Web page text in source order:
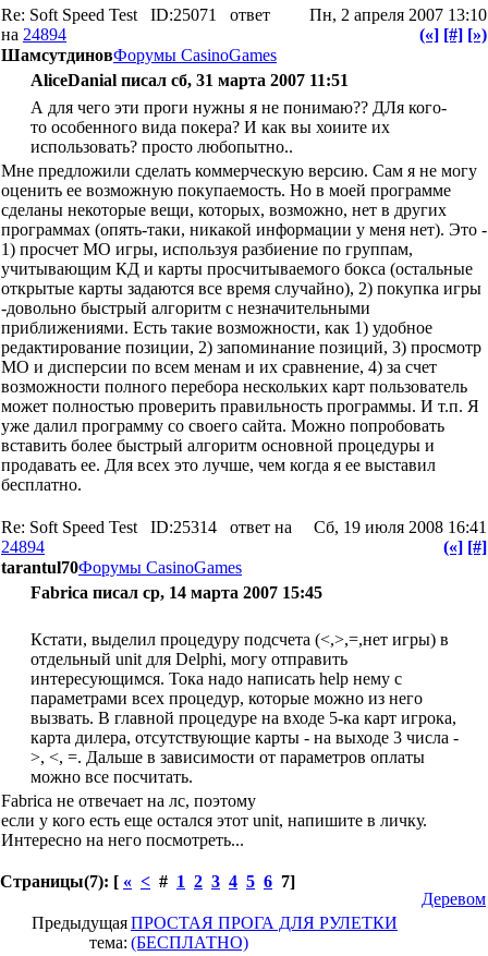
Re: Soft Speed Test ID:25071
ответ
на 24894
Пн, 2 апреля 2007 13:10
(«] [#] [»)
ШамсутдиновФорумы CasinoGames
AliceDanial писал сб, 31 марта 2007 11:51
А для чего эти проги нужны я не понимаю?? ДЛя кого-
то особенного вида покера? И как вы хоиите их
использовать? просто любопытно..
Мне предложили сделать коммерческую версию. Сам я не могу
оценить ее возможную покупаемость. Но в моей программе
сделаны некоторые вещи, которых, возможно, нет в других
программах (опять-таки, никакой информации у меня нет). Это -
1) просчет МО игры, используя разбиение по группам,
учитывающим КД и карты просчитываемого бокса (остальные
открытые карты задаются все время случайно), 2) покупка игры
-довольно быстрый алгоритм с незначительными
приближениями. Есть такие возможности, как 1) удобное
редактирование позиции, 2) запоминание позиций, 3) просмотр
МО и дисперсии по всем менам и их сравнение, 4) за счет
возможности полного перебора нескольких карт пользователь
может полностью проверить правильность программы. И т.п. Я
уже далил программу со своего сайта. Можно попробовать
вставить более быстрый алгоритм основной процедуры и
продавать ее. Для всех это лучше, чем когда я ее выставил
бесплатно.
Re: Soft Speed Test ID:25314 ответ на
24894
Сб, 19 июля 2008 16:41
(«] [#]
tarantul70Форумы CasinoGames
Fabrica писал ср, 14 марта 2007 15:45
Кстати, выделил процедуру подсчета (<,>,=,нет игры) в
отдельный unit для Delphi, могу отправить
интересующимся. Тока надо написать help нему с
параметрами всех процедур, которые можно из него
вызвать. В главной процедуре на входе 5-ка карт игрока,
карта дилера, отсутствующие карты - на выходе 3 числа -
>, <, =. Дальше в зависимости от параметров оплаты
можно все посчитать.
Fabrica не отвечает на лс, поэтому
если у кого есть еще остался этот unit, напишите в личку.
Интересно на него посмотреть...
Страницы(7): [ « < # 1 2 3 4 5 6 7]
Деревом
Предыдущая
тема:
ПРОСТАЯ ПРОГА ДЛЯ РУЛЕТКИ
(БЕСПЛАТНО)